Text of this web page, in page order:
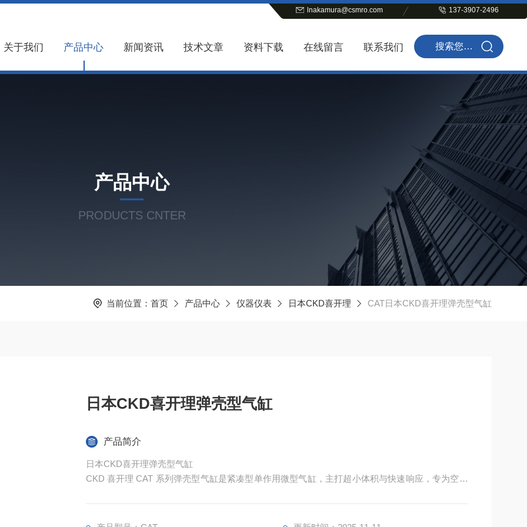
lnakamura@csmro.com 137-3907-2496
关于我们 产品中心 新闻资讯 技术文章 资料下载 在线留言 联系我们
产品中心
PRODUCTS CNTER
当前位置： 首页 产品中心 仪器仪表 日本CKD喜开理 CAT日本CKD喜开理弹壳型气缸
日本CKD喜开理弹壳型气缸
产品简介
日本CKD喜开理弹壳型气缸
CKD 喜开理 CAT 系列弹壳型气缸是紧凑型单作用微型气缸，主打超小体积与快速响应，专为空间
塞杆可选外螺纹或无螺纹设计，安装灵活便捷。